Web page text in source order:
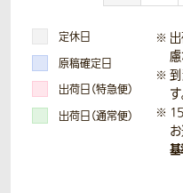
定休日
原稿確定日
出荷日（特急便）
出荷日（通常便）